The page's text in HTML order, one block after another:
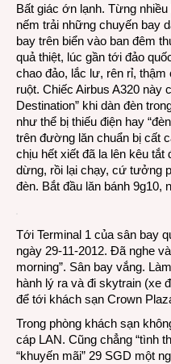
Bất giác ớn lạnh. Từng
nếm trải những chuyến bay
bay trên biển vào ban đêm
quả thiệt, lúc gần tới đảo
chao đảo, lắc lư, rên rỉ,
ruột. Chiếc Airbus A320 này
Destination” khi dàn đèn
như thể bị thiếu điện hay
trên đường lăn chuẩn bị cất
chịu hết xiết đã la lên kêu
dừng, rồi lại chạy, cứ tưởng
đèn. Bắt đầu lăn bánh 9g10,
Tới Terminal 1 của sân bay
ngày 29-11-2012. Đã nghe
morning”. Sân bay vắng.
hành lý ra và đi skytrain (xe
để tới khách sạn Crown
Trong phòng khách sạn
cáp LAN. Cũng chẳng “tình
“khuyến mãi” 29 SGD một